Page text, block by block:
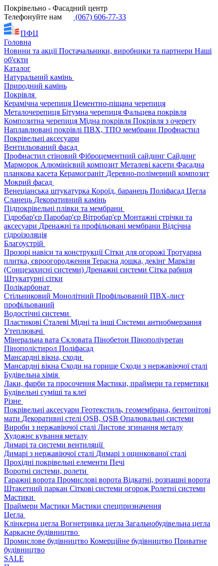
Покрівельно - Фасадний центр
Телефонуйте нам
(067) 606-77-33
ПФЦ
Головна
Новини та акціїПостачальники, виробники та партнери Наші
об'єкти
Каталог
Натуральний камінь
Природний камінь
Покрівля
Керамічна черепиця Цементно-піщана черепиця
Металочерепиця Бітумна черепиця Фальцева покрівля
Композитна черепиця Мідна покрівля Покрівля з очерету
Наплавлювані покрівлі ПВХ, ТПО мембрани Профнастил
Покрівельні аксесуари
Вентильований фасад
Профнастил стіновий Фіброцементний сайдинг Сайдинг
Марморок Алюмінієвий композит Металеві касети Фасадна
планкова касета Керамограніт Деревно-полімерний композит
Мокрий фасад
Венеціанська штукатурка Короїд, баранець Поліфасад Цегла
Сланець Декоративний камінь
Підпокрівельні плівки та мембрани
Гідробар'єр Паробар'єр Вітробар'єр Монтажні стрічки та
аксесуари Дренажні та профільовані мембрани Відсічна
гідроізоляція
Благоустрій
Прозорі навіси та конструкціїСітки для огорожі Тротуарна
плитка, євроогородження Терасна дошка, декінг Маркізи
(Сонцезахисні системи) Дренажні системи Сітка рабиця
Штукатурні сітки
Полікарбонат
Стільниковий Монолітний Профільований ПВХ-лист
профільований
Водостічні системи
Пластикові Сталеві Мідні та інші Системи антиобмерзання
Утеплювачі
Мінеральна вата Скловата Пінобетон Пінополіуретан
Пінополістирол Поліфасад
Мансардні вікна, сходи
Мансардні вікна Сходи на горище Сходи з нержавіючої сталі
Будівельна хімія
Лаки, фарби та просочення Мастики, праймери та герметики
Будівельні суміші та клеї
Різне
Покрівельні аксесуари Геотекстиль, геомембрана, бентонітові
мати Декоративні стелі OSB, QSB Опалювальні системи
Вироби з нержавіючої сталі Листове згинання металу
Художнє кування металу
Димарі та системи вентиляції
Димарі з нержавіючої сталі Димарі з оцинкованої сталі
Прохідні покрівельні елементи Печі
Воротні системи, ролети
Гаражні ворота Промислові ворота Відкатні, розпашні ворота
Штакетний паркан Сіткові системи огорож Ролетні системи
Мастики
Праймери Мастики Мастики спецпризначення
Цегла
Клінкерна цегла Вогнетривка цегла Загальнобудівельна цегла
Каркасне будівництво
Промислове будівництво Комерційне будівництво Приватне
будівництво
SALE